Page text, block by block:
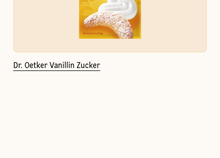
Dr. Oetker Vanillin Zucker